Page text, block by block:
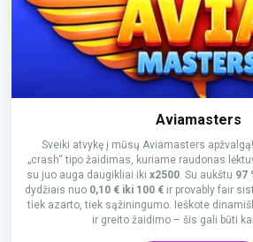
Aviamasters
Sveiki atvykę į mūsų Aviamasters
„crash“ tipo žaidimas, kuriame raudonas
su juo auga daugikliai iki x2500. Su aukštu 97
dydžiais nuo 0,10 € iki 100 € ir provably fair
tiek azarto, tiek sąžiningumo. Ieškote
ir greito žaidimo – šis gali būti